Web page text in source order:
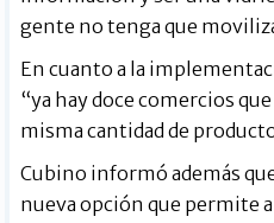
gente no tenga que
En cuanto a la
“ya hay doce comercios
misma cantidad de
Cubino informó además
nueva opción que permite